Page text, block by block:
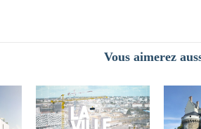
Vous aimerez